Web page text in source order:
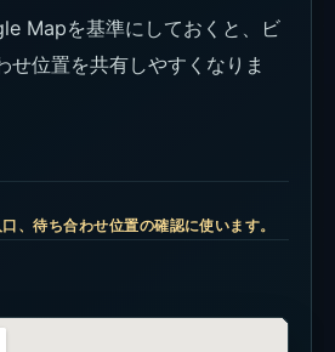
Mapを基準にしておくと、ビ
せ位置を共有しやすくなりま
、待ち合わせ位置の確認に使います。